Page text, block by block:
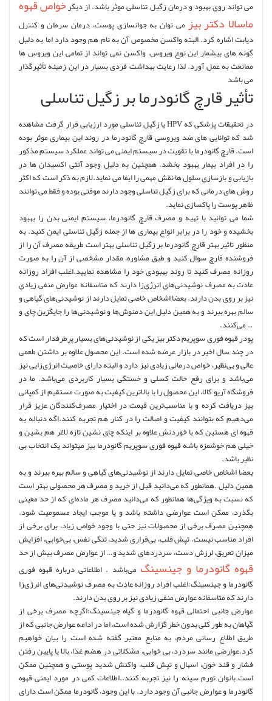
می تواند روی بهبود و درمان زگیل تناسلی موثر باشد. از دیگرخواص قهوه
ماسالا دکتر بیزمی توان به جوانسازی پوست، درمان سرطان و کنترل
دیابت اشاره کرد. البته واکسن مخصوص آن به نام هم وجود دارد اما به دلیل
گونه های بیشمار این نوع ویروس، واکسن نمی تواند از تمامی این ویروس ها
ممانعت به عمل آورد. لذا رعایت بهداشت فردی بسیار در این زمینه تأثیرگذار
می باشد
تأثیر قارچ گانودرما بر زگیل تناسلی
در تحقیقات پزشکی که HPV یا زگیل تناسلی مورد ارزیابی قرار گرفت مشاهده
شد که توانایی های ضد ویروسی قارچ گانودرما در روند این بیماری موثر بوده
است. قارچ گانودرما با تقویت در سیستم ایمنی می تواند عملکرد سیستم مذکور
را در افراد بیمار بهبود بخشد. همچنین به دلیل وجود آنتی اکسیدان ها در
بازیابی و بازسازی سلول ها نقش مهمی را ایفا می نماید.لازم به ذکر است که اکثر
روش های درمانی که برای زگیل تناسلی وجود دارند موقتی بوده و فقط می توانند
ظاهر پوست را پاکسازی نماید.
شما می توانید با تهیه و مصرف قارچ گانودرما، سیستم ایمنی بدن را بهبود
بخشیده و خود را در برابر انواع بیماری ها از جمله زگیل تناسلی ایمن کنید. به
منظور تاثیر بهتر قارچ گانودرما بر زگیل تناسلی بهتر است طریقه مصرف آن را از
فروشنده قارچ سوال کنید و طبق مشاوره، مقدار مشخصی از آن را به صورت
روزانه مصرف کنید تا روند بهبودی خود را مشاهده نمایید.اغلب افراد روزانه
عادت به مصرف نوشیدنی‌های انرژی‌زا دارند که متاسفانه عوارض منفی زیادی
نیز بر روی بدن دارند. بعضا اشخاص خاصی تمایل دارند از نوشیدنی‌های گیاهی و
سالم بهره ببرند و به همین دلیل این دمنوش‌ها و نوشیدنی‌ها را جایگزین چای و
… می‌کنند.
پودر قهوه فوری سوپریم دکتر بیز یکی از نوشیدنی‌های بسیار پرطرفدار است که
در چند سال اخیر در بازار عرضه شده است. این محصول علاوه بر داشتن طعمی
عالی و بی‌نظیر، خواص درمانی زیادی نیز دارد و البته دارای خاصیت انرژی‌زایی نیز
می‌باشد و برای رفع حالت کسلی و خستگی بسیار کاربردی می‌باشد. ما در
فروشگاه آریو کالا، این محصول را با بالاترین کیفیت به صورت مستقیم از کمپانی
بیز دریافت کرده و با مناسب‌ترین قیمت در اختیار مصرف‌کنندگان عزیز قرار
می‌دهیم که بتوانند کیفیت و اصالت را در کنار هم تجربه کنند.اگه دنباله یه
قهوه ای هستین که با خوردنش علاوه بر اینکه چاق نشین تازه لاغر هم بشین و
خیلی هم خوشمزه باشه قهوه فوری سوپریم گانودرما بیز میتواند یک انتخاب بی
نظیر باشد.
بعضا اشخاص خاصی تمایل دارند از نوشیدنی‌های گیاهی و سالم بهره ببرند و به
همین دلیل .همانطور که می‌دانید قبل از خرید و مصرف هر محصولی بهتر است
که نسبت به ویژگی‌ها همانطور که می‌دانید مصرف هر ماده‌ای که از حد معینی
بگذرد، ممکن است عوارضی داشته باشد و یا موجب ایجاد مسمومیت شود.
همچنین مصرف برخی از محصولات نیز حتی با وجود خواص زیاد، برای برخی از
افراد مناسب نیست. تپش قلب، بی‌قراری شدید، تنگی نفس، بی‌خوابی، افزایش
میزان تعریق، لرزش دست، سردردهای شدید و… از عوارض مصرف بیش از حد
قهوه گانودرما و جینسینگ می‌باشد . اطلاعاتی درباره قهوه فوری
گانودرما و جینسینگ:اغلب افراد روزانه عادت به مصرف نوشیدنی‌های انرژی‌زا
دارند که متاسفانه عوارض منفی زیادی نیز بر روی بدن دارند.
عوارض جانبی احتمالی قهوه گانودرما و گیاه جینسینگ:اگرچه مصرف برخی از
گیاهان به طور کلی بدون خطر گزارش شده است، اما در ادامه عوارض جانبی که از
طریق اطلاع رسانی مردم، به منابع معتبر گفته شده است را بیان خواهیم
کرد.عوارضی مانند سردرد، بی خوابی، مشکلاتی در هضم غذا، بالا یا پایین رفتن
فشار و قند خون، اسهال و تپش قلب، واکنش شدید پوستی و همچنین ممکن
است بانوان تورم سینه را نیز تجربه کنند..اطلاعات کمی در مورد ایمنی قهوه
گانودرما و عوارض جانبی آن وجود دارد. با این وجود، گانودرما ممکن است دارای